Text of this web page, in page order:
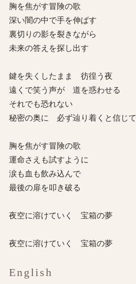
胸を焦がす冒険の歌
深い闇の中で手を伸ばす
裏切りの影を裂きながら
未来の答えを探し出す
鍵を失くしたまま 彷徨う夜
遠くで笑う声が 道を惑わせる
それでも恐れない
秘密の奥に 必ず辿り着くと信じて
胸を焦がす冒険の歌
運命さえも試すように
涙も血も飲み込んで
最後の扉を叩き破る
夜空に溶けていく 宝箱の夢
夜空に溶けていく 宝箱の夢
English